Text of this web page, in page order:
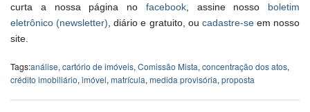
curta a nossa página no facebook, assine nosso boletim
eletrônico (newsletter) , diário e gratuito, ou cadastre-seem nosso
site.
Tags:análise, cartório de imóveis, Comissão Mista, concentração dos atos,
crédito imobiliário, imóvel, matrícula, medida provisória, proposta